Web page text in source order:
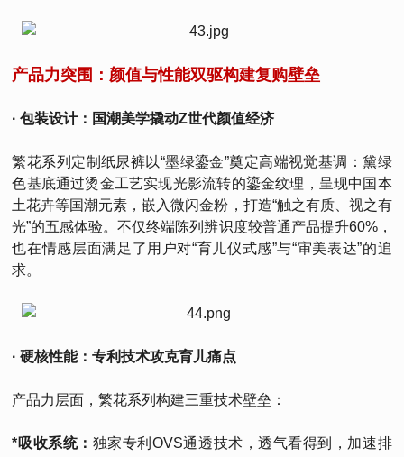
产品力突围：颜值与性能双驱构建复购壁垒
· 包装设计：国潮美学撬动Z世代颜值经济
繁花系列定制纸尿裤以“墨绿鎏金”奠定高端视觉基调：黛绿
色基底通过烫金工艺实现光影流转的鎏金纹理，呈现中国本
土花卉等国潮元素，嵌入微闪金粉，打造“触之有质、视之有
光”的五感体验。不仅终端陈列辨识度较普通产品提升60%，
也在情感层面满足了用户对“育儿仪式感”与“审美表达”的追
求。
· 硬核性能：专利技术攻克育儿痛点
产品力层面，繁花系列构建三重技术壁垒：
*吸收系统： 独家专利OVS通透技术，透气看得到，加速排